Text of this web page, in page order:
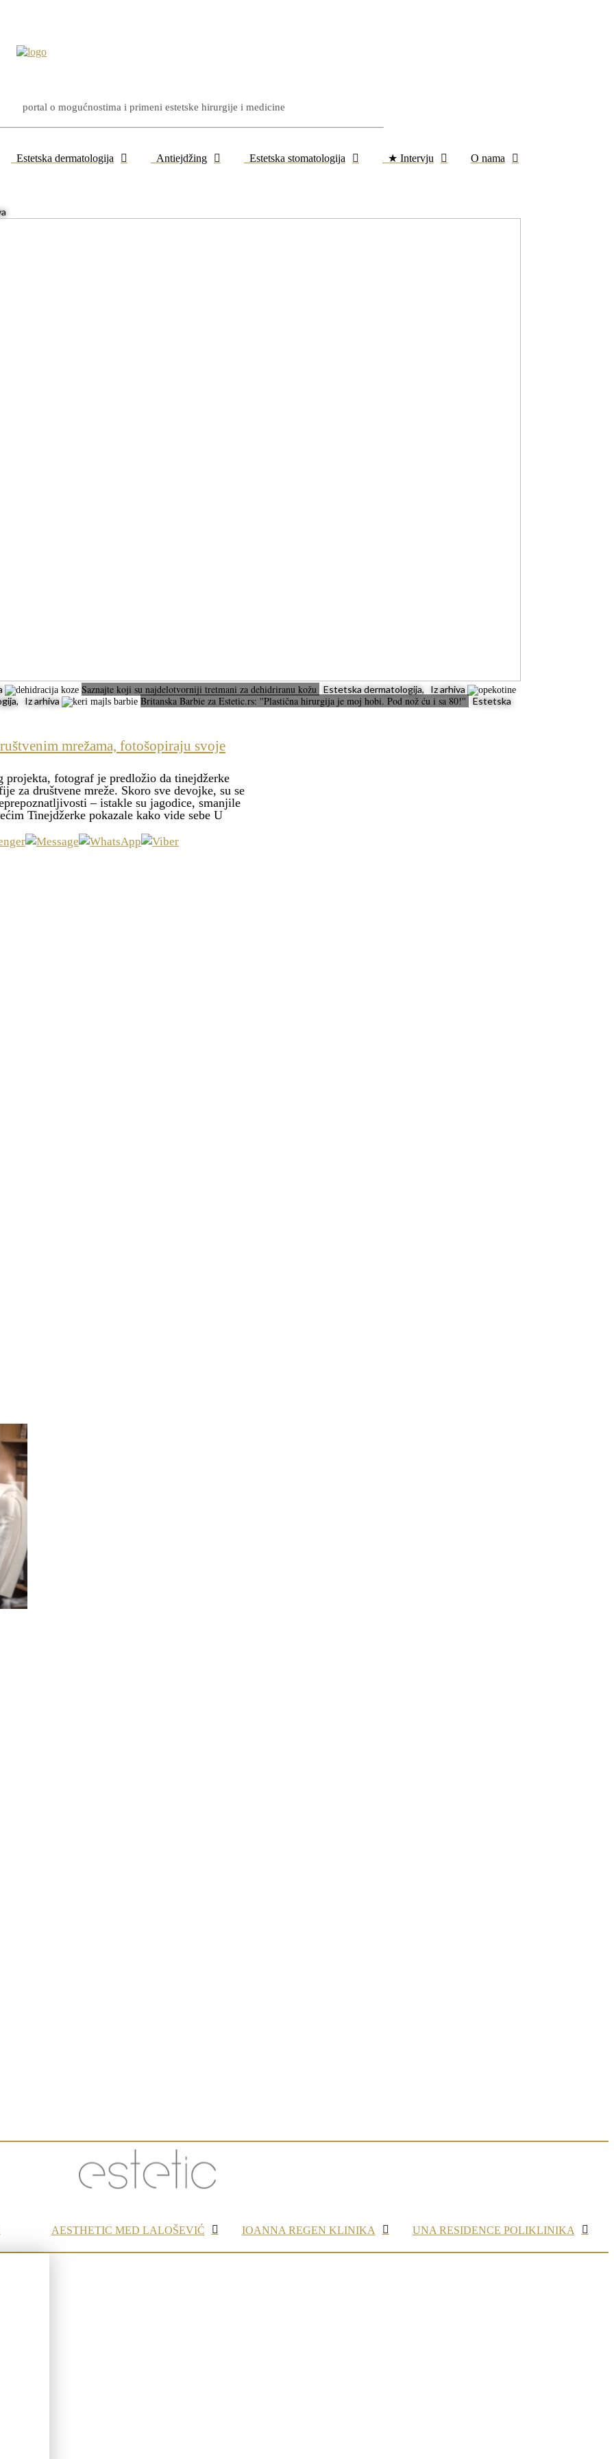
portal o mogućnostima i primeni estetske hirurgije i medicine
Estetska dermatologija Antiejdžing Estetska stomatologija ★ Intervju O nama
Saznajte koji su najdelotvorniji tretmani za dehidriranu kožu Estetska dermatologija, Iz arhiva
Iz arhiva Britanska Barbie za Estetic.rs: ''Plastična hirurgija je moj hobi. Pod nož ću i sa 80!''
Estetska
mrežama, fotošopiraju svoje
projekta, fotograf je predložio da tinejdžerke
za društvene mreže. Skoro sve devojke, su se
– istakle su jagodice, smanjile
Tinejdžerke pokazale kako vide sebe U
AESTHETIC MED LALOŠEVIĆ IOANNA REGEN KLINIKA UNA RESIDENCE POLIKLINIKA